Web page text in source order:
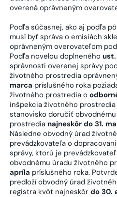
overená oprávneným
Podľa súčasnej, ako aj podľa
musí byť správa o emisiách
oprávneným overovateľom
Podľa novelou doplneného ust.
správnosti overenej správy
životného prostredia
marca príslušného roka
životného prostredia o
inšpekcia životného
stanovisko doručiť
prostredia najneskôr do 31.
Následne obvodný úrad
prevádzkovateľa o
správy, ktorú je
obvodnému úradu životného
apríla príslušného roka.
predloží obvodný úrad
registra kvót najneskôr do 30.